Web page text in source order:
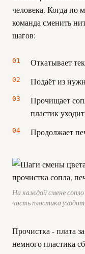
человека. Когда по
команда сменить
шагов:
Откатывает
Подаёт из
Прочищает
пластик
Продолжает
На каждой смене
часть пластика
Прочистка - плата
немного пластика